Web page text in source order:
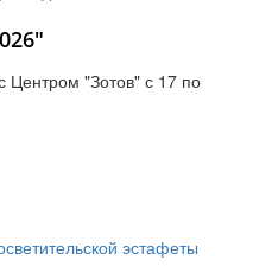
Центром "Зотов" с 17 по